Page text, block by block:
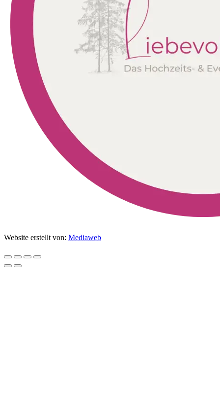
Website erstellt von: Mediaweb